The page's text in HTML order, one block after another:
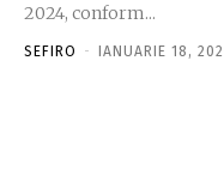
2024, conform...
SEFIRO - IANUARIE 18,